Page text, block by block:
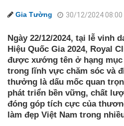
Gia Tường 30/12/2024 08:00
Ngày 22/12/2024, tại lễ vinh
Hiệu Quốc Gia 2024, Royal
được xướng tên ở hạng
trong lĩnh vực chăm sóc và
thưởng là dấu mốc quan
phát triển bền vững, chất
đóng góp tích cực của
làm đẹp Việt Nam trong